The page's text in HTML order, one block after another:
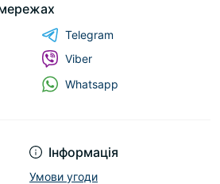
Інформація
Умови угоди
Telegram
Viber
Whatsapp